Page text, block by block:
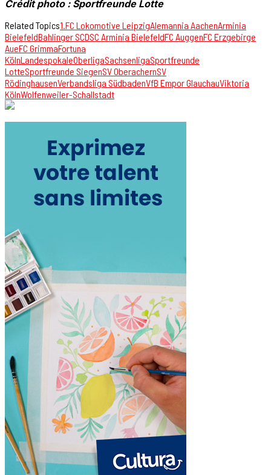
Crédit photo : Sportfreunde Lotte
Related Topics1.FC Lokomotive LeipzigAlemannia AachenArminia
BielefeldBahlinger SCDSC Arminia BielefeldFC AuggenFC Erzgebirge
AueFC GrimmaFortuna
KölnLandespokaleOberligaSachsenligaSportfreunde
LotteSportfreunde SiegenSV OberachernSV
RödinghausenVerbandsliga SüdbadenVfB Empor GlauchauViktoria
KölnWolfenweiler-Schallstadt